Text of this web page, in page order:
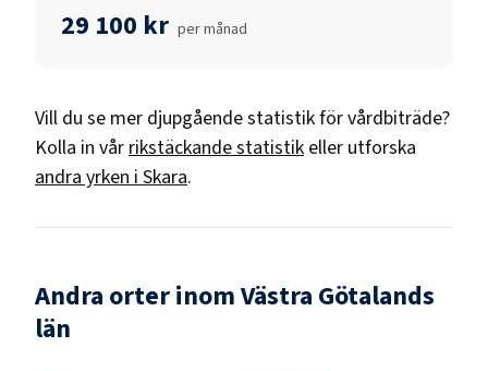
29 100 kr per månad
Vill du se mer djupgående statistik förvårdbiträde?
Kolla in vår rikstäckande statistik eller utforska
andra yrken i Skara.
Andra orter inom Västra Götalands
län